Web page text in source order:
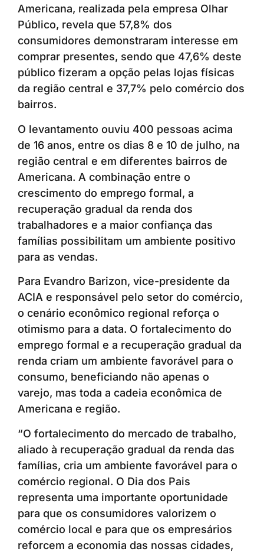
Americana, realizada pela empresa Olhar
Público, revela que 57,8% dos
consumidores demonstraram interesse em
comprar presentes, sendo que 47,6% deste
público fizeram a opção pelas lojas físicas
da região central e 37,7% pelo comércio dos
bairros.
O levantamento ouviu 400 pessoas acima
de 16 anos, entre os dias 8 e 10 de julho, na
região central e em diferentes bairros de
Americana. A combinação entre o
crescimento do emprego formal, a
recuperação gradual da renda dos
trabalhadores e a maior confiança das
famílias possibilitam um ambiente positivo
para as vendas.
Para Evandro Barizon, vice-presidente da
ACIA e responsável pelo setor do comércio,
o cenário econômico regional reforça o
otimismo para a data. O fortalecimento do
emprego formal e a recuperação gradual da
renda criam um ambiente favorável para o
consumo, beneficiando não apenas o
varejo, mas toda a cadeia econômica de
Americana e região.
“O fortalecimento do mercado de trabalho,
aliado à recuperação gradual da renda das
famílias, cria um ambiente favorável para o
comércio regional. O Dia dos Pais
representa uma importante oportunidade
para que os consumidores valorizem o
comércio local e para que os empresários
reforcem a economia das nossas cidades,